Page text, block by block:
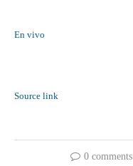
En vivo
Source link
0 comments